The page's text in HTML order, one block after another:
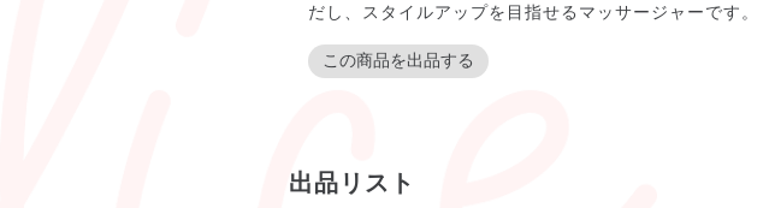
だし、スタイルアップを目指せるマッサージャーです。
この商品を出品する
出品リスト